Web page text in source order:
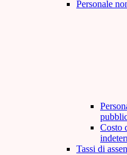
Personale
Costo
Tassi di